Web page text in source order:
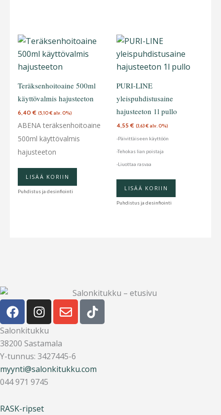
Teräksenhoitoaine 500ml
käyttövalmis hajusteeton
6,40€ (5,10€ alv. 0%)
ABENA teräksenhoitoaine
500ml käyttövalmis
hajusteeton
LISÄÄ KORIIN
Puhdistus ja desinfiointi
PURI-LINE
yleispuhdistusaine
hajusteeton 1l pullo
4,55€ (3,63€ alv. 0%)
-Päivittäiseen käyttöön
-Tehokas lian poistaja
-Liuottaa rasvaa
LISÄÄ KORIIN
Puhdistus ja desinfiointi
F
a
c
e
b
o
o
I
n
s
t
a
g
r
m
E
n
v
l
o
T
i
k
k
Salonkitukku
38200 Sastamala
Y-tunnus: 3427445-6
myynti@salonkitukku.com
044 971 9745
RASK-ripset